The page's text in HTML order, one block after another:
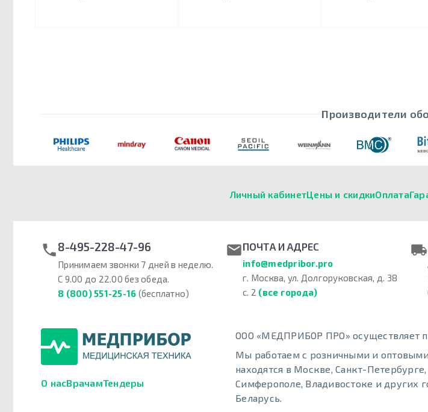
Производители
Личный кабинетЦены и скидкиОплата
8-495-228-47-96
Принимаем звонки 7 дней в неделю.
С 9.00 до 22.00 без обеда.
8 (800) 551-25-16 (бесплатно)
ПОЧТА И АДРЕС
info@medpribor.pro
г. Москва, ул. Долгоруковская, д. 38
с. 2 (все города)
О насВрачамТендеры
ООО «МЕДПРИБОР ПРО» осуществляет
Мы работаем с розничными и
находятся в Москве, Санкт-
Симферополе, Владивостоке и других
Беларусь.